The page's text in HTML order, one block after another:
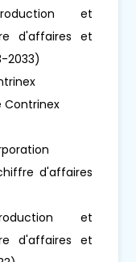
et
d'affaires et
2033)
Contrinex
d'affaires
et
d'affaires et